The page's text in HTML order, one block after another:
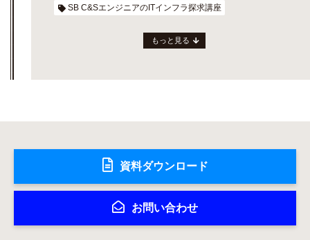
SB C&SエンジニアのITインフラ探求講座
もっと見る
資料ダウンロード
お問い合わせ